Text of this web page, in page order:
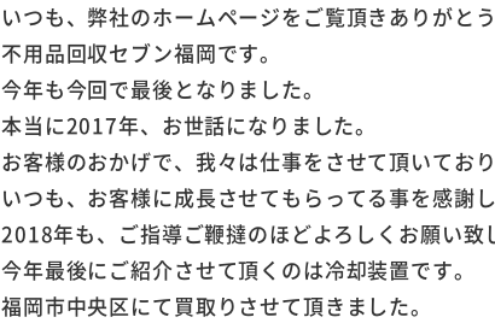
いつも、弊社のホームページをご覧頂きありがとう
不用品回収セブン福岡です。
今年も今回で最後となりました。
本当に2017年、お世話になりました。
お客様のおかげで、我々は仕事をさせて頂いており
いつも、お客様に成長させてもらってる事を感謝し
2018年も、ご指導ご鞭撻のほどよろしくお願い致
今年最後にご紹介させて頂くのは冷却装置です。
福岡市中央区にて買取りさせて頂きました。